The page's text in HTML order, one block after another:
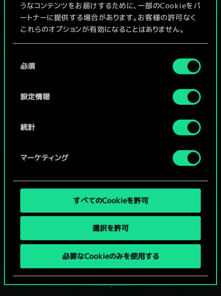
うなコンテンツをお届けするために、一部のCookieをパ
ートナーに提供する場合があります。お客様の許可なく
これらのオプションが有効になることはありません。
詳細は、下記の「設定」メニューでご確認ください。
必須
設定情報
統計
マーケティング
すべてのCookieを許可
選択を許可
必要なCookieのみを使用する
デッキ名入力＆ガイドを作成